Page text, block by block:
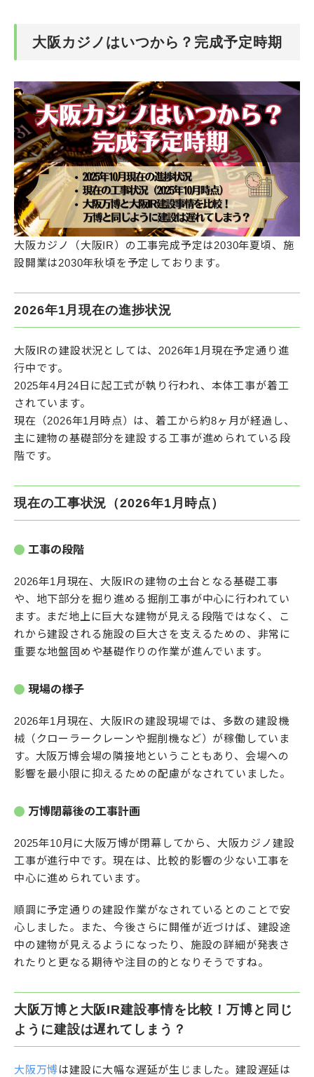
大阪カジノはいつから？完成予定時期
大阪カジノ（大阪IR）の工事完成予定は2030年夏頃、施
設開業は2030年秋頃を予定しております。
2026年1月現在の進捗状況
大阪IRの建設状況としては、2026年1月現在予定通り進
行中です。
2025年4月24日に起工式が執り行われ、本体工事が着工
されています。
現在（2026年1月時点）は、着工から約8ヶ月が経過し、
主に建物の基礎部分を建設する工事が進められている段
階です。
現在の工事状況（2026年1月時点）
工事の段階
2026年1月現在、大阪IRの建物の土台となる基礎工事
や、地下部分を掘り進める掘削工事が中心に行われてい
ます。まだ地上に巨大な建物が見える段階ではなく、こ
れから建設される施設の巨大さを支えるための、非常に
重要な地盤固めや基礎作りの作業が進んでいます。
現場の様子
2026年1月現在、大阪IRの建設現場では、多数の建設機
械（クローラークレーンや掘削機など）が稼働していま
す。大阪万博会場の隣接地ということもあり、会場への
影響を最小限に抑えるための配慮がなされていました。
万博閉幕後の工事計画
2025年10月に大阪万博が閉幕してから、大阪カジノ建設
工事が進行中です。現在は、比較的影響の少ない工事を
中心に進められています。
順調に予定通りの建設作業がなされているとのことで安
心しました。また、今後さらに開催が近づけば、建設途
中の建物が見えるようになったり、施設の詳細が発表さ
れたりと更なる期待や注目の的となりそうですね。
大阪万博と大阪IR建設事情を比較！万博と同じ
ように建設は遅れてしまう？
大阪万博は建設に大幅な遅延が生じました。建設遅延は